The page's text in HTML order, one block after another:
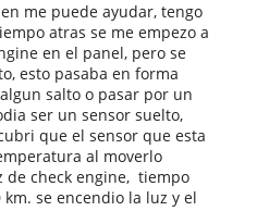
me puede ayudar, tengo
atras se me empezo a
en el panel, pero se
esto pasaba en forma
salto o pasar por un
ser un sensor suelto,
que el sensor que esta
al moverlo
de check engine, tiempo
se encendio la luz y el